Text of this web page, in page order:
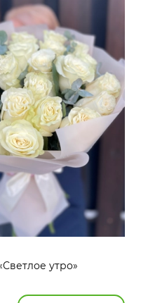
утро»